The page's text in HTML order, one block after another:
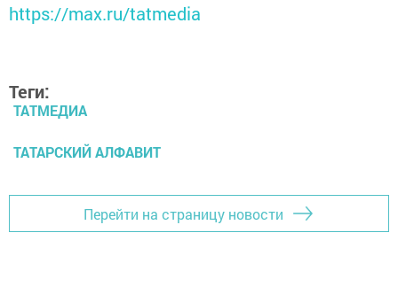
https://max.ru/tatmedia
Теги:
ТАТМЕДИА
ТАТАРСКИЙ АЛФАВИТ
Перейти на страницу новости